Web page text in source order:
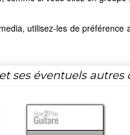
utilisez-les de préférence
ses éventuels autres